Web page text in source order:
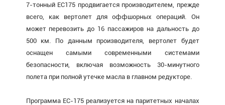
7-тонный EC175 продвигается производителем, прежде
всего, как вертолет для оффшорных операций. Он
может перевозить до 16 пассажиров на дальность до
500 км. По данным производителя, вертолет будет
оснащен самыми современными системами
безопасности, включая возможность 30-минутного
полета при полной утечке масла в главном редукторе.
Программа EC-175 реализуется на паритетных началах